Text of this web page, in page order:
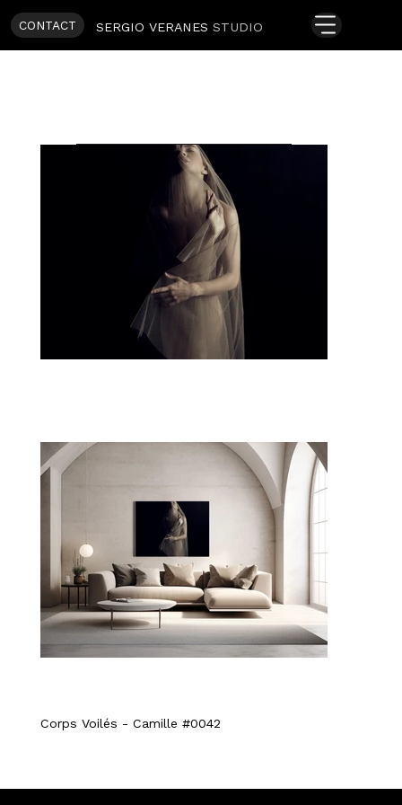
SERGIO VERANESSTUDIO
CONTACT
Corps Voilés - Camille #0042